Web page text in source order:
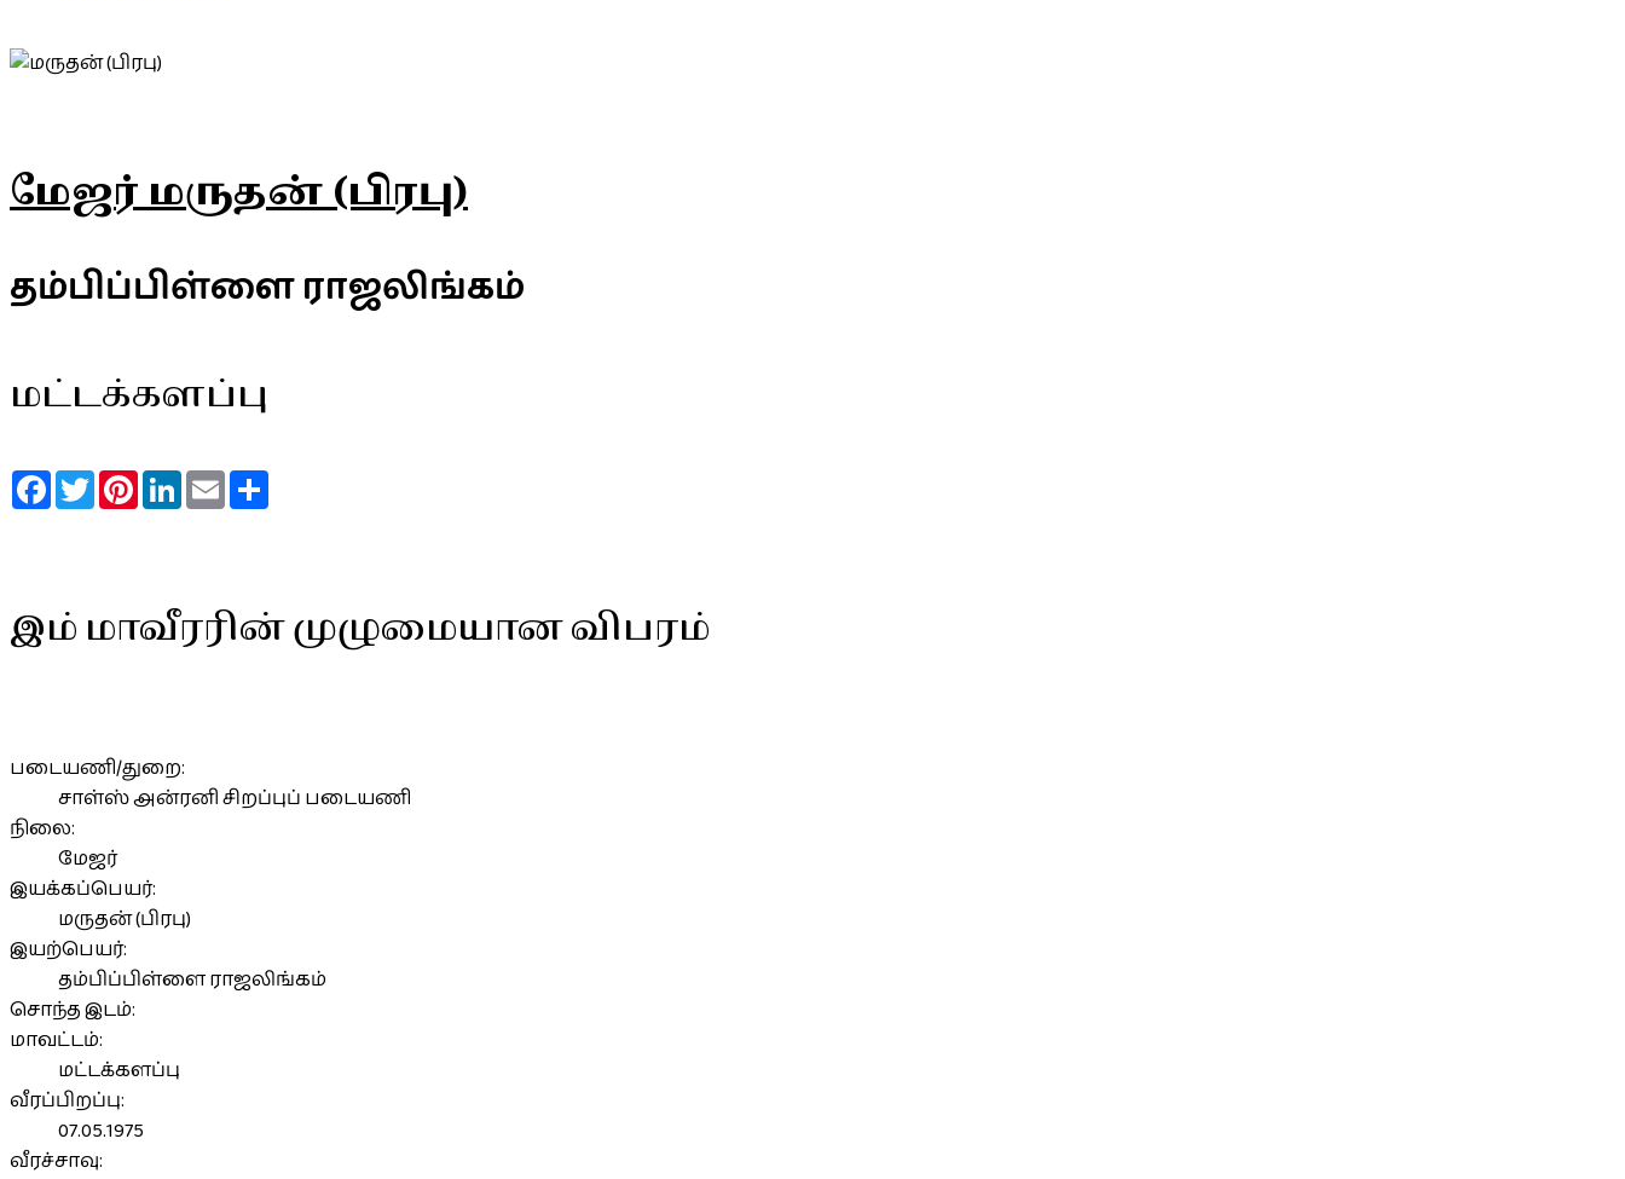
மேஜர் மருதன் (பிரபு)
தம்பிப்பிள்ளை ராஜலிங்கம்
மட்டக்களப்பு
FacebookTwitterPinterestLinkedInEmail
இம் மாவீரரின் முழுமையான விபரம்
படையணி/துறை:
சாள்ஸ் அன்ரனி சிறப்புப் படையணி
நிலை:
மேஜர்
இயக்கப்பெயர்:
மருதன் (பிரபு)
இயற்பெயர்:
தம்பிப்பிள்ளை ராஜலிங்கம்
சொந்த இடம்:
மாவட்டம்:
மட்டக்களப்பு
வீரப்பிறப்பு:
07.05.1975
வீரச்சாவு: